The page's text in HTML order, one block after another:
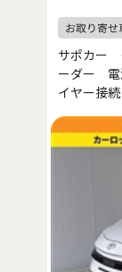
サポカー
ーダー 電
イヤー接続